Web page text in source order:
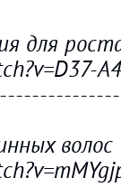
для
волос